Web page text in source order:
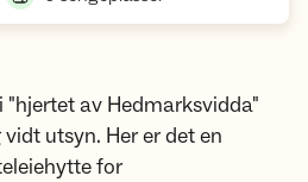
"hjertet av Hedmarksvidda"
utsyn. Her er det en
for